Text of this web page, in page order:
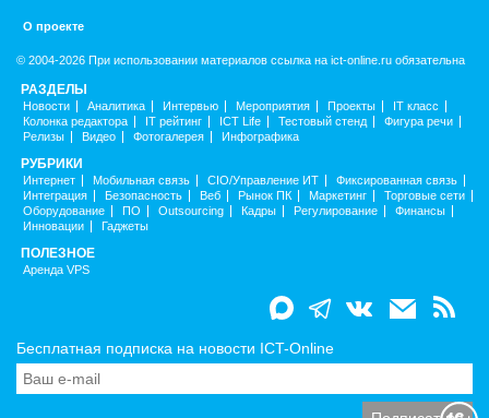
О проекте
© 2004-2026 При использовании материалов ссылка на ict-online.ru обязательна
РАЗДЕЛЫ
Новости Аналитика Интервью Мероприятия Проекты
IT класс
Колонка редактора
IT рейтинг ICT Life Тестовый стенд
Фигура речи
Релизы
Видео Фотогалерея Инфографика
РУБРИКИ
Интернет Мобильная связь CIO/Управление ИТ
Фиксированная связь
Интеграция
Безопасность Веб Рынок ПК Маркетинг
Торговые сети
Оборудование
ПО Outsourcing Кадры Регулирование
Финансы
Инновации
Гаджеты
ПОЛЕЗНОЕ
Аренда VPS
Бесплатная подписка на новости ICT-Online